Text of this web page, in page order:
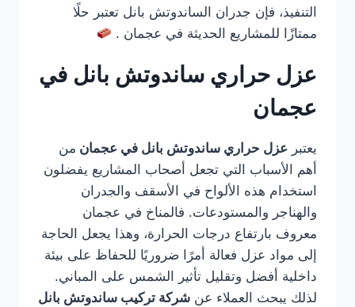
التنفيذ، فإن جدران الساندوتش بانل تعتبر حلًا
ممتازًا للمشاريع الحديثة في عجمان .
عزل حراري ساندوتش بانل في
عجمان
يعتبر عزل حراري ساندوتش بانل في عجمان من
أهم الأسباب التي تجعل أصحاب المشاريع يفضلون
استخدام هذه الألواح في الأسقف والجدران
والهناجر والمستودعات. فالمناخ في عجمان
معروف بارتفاع درجات الحرارة، وهذا يجعل الحاجة
إلى مواد عزل فعالة أمرًا ضروريًا للحفاظ على بيئة
داخلية أفضل وتقليل تأثير الشمس على المباني.
لذلك يبحث العملاء عن شركة تركيب ساندوتش بانل